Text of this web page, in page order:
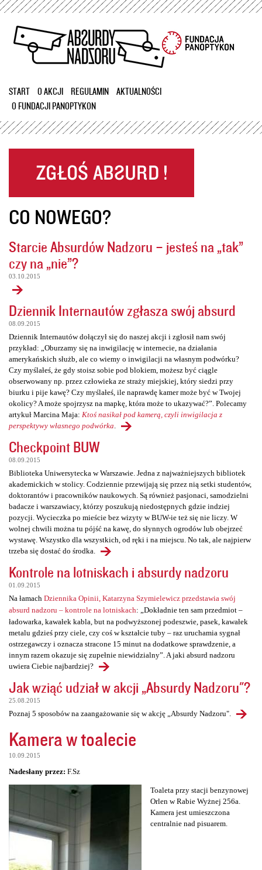
Przejdź
treści
START O AKCJI REGULAMIN
AKTUALNOŚCI
O FUNDACJI PANOPTYKON
CO NOWEGO?
Starcie Absurdów Nadzoru – jesteś na „tak”
czy na „nie”?
03.10.2015
Dziennik Internautów zgłasza swój absurd
08.09.2015
Dziennik Internautów dołączył się do naszej akcji i zgłosił nam swój
przykład: „Oburzamy się na inwigilację w internecie, na działania
amerykańskich służb, ale co wiemy o inwigilacji na własnym podwórku?
Czy myślałeś, że gdy stoisz sobie pod blokiem, możesz być ciągle
obserwowany np. przez człowieka ze straży miejskiej, który siedzi przy
biurku i pije kawę? Czy myślałeś, ile naprawdę kamer może być w Twojej
okolicy? A może spojrzysz na mapkę, która może to ukazywać?”. Polecamy
artykuł Marcina Maja: Ktoś nasikał pod kamerą, czyli inwigilacja z
perspektywy własnego podwórka
Checkpoint BUW
08.09.2015
Biblioteka Uniwersytecka w Warszawie. Jedna z najważniejszych bibliotek
akademickich w stolicy. Codziennie przewijają się przez nią setki studentów,
doktorantów i pracowników naukowych. Są również pasjonaci, samodzielni
badacze i warszawiacy, którzy poszukują niedostępnych gdzie indziej
pozycji. Wycieczka po mieście bez wizyty w BUW-ie też się nie liczy. W
wolnej chwili można tu pójść na kawę, do słynnych ogrodów lub obejrzeć
wystawę. Wszystko dla wszystkich, od ręki i na miejscu. No tak, ale najpierw
trzeba się dostać do środka.
Kontrole na lotniskach i absurdy nadzoru
01.09.2015
Na łamach Dziennika Opinii, Katarzyna Szymielewicz przedstawia swój
absurd nadzoru – kontrole na lotniskach: „Dokładnie ten sam przedmiot –
ładowarka, kawałek kabla, but na podwyższonej podeszwie, pasek, kawałek
metalu gdzieś przy ciele, czy coś w kształcie tuby – raz uruchamia sygnał
ostrzegawczy i oznacza stracone 15 minut na dodatkowe sprawdzenie, a
innym razem okazuje się zupełnie niewidzialny”. A jaki absurd nadzoru
uwiera Ciebie najbardziej?
Jak wziąć udział w akcji „Absurdy Nadzoru"?
25.08.2015
Poznaj 5 sposobów na zaangażowanie się w akcję „Absurdy Nadzoru".
Kamera w toalecie
10.09.2015
Nadesłany przez: F.Sz
Toaleta przy stacji benzynowej
Orlen w Rabie Wyżnej 256a.
Kamera jest umieszczona
centralnie nad pisuarem.